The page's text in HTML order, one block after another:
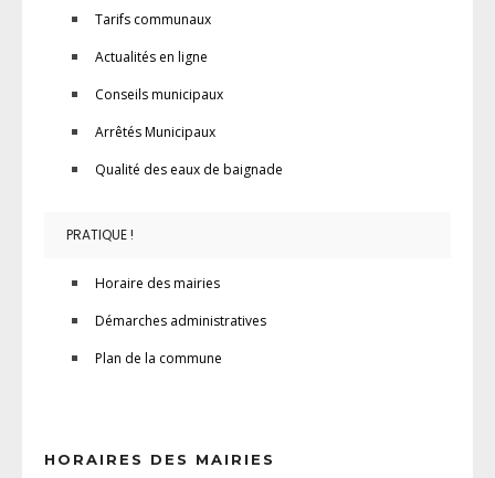
Tarifs communaux
Actualités en ligne
Conseils municipaux
Arrêtés Municipaux
Qualité des eaux de baignade
PRATIQUE !
Horaire des mairies
Démarches administratives
Plan de la commune
HORAIRES DES MAIRIES